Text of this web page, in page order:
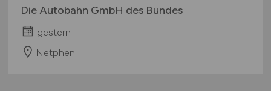
Die Autobahn GmbH des Bundes
gestern
Netphen